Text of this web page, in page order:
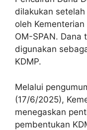
dilakukan
oleh
OM-SPAN. Dana
digunakan
KDMP.
Melalui
(17/6/2025),
menegaskan
pembentukan